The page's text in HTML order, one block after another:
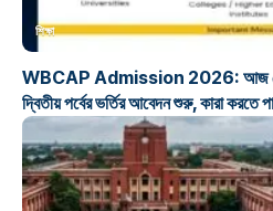
শিক্ষা
WBCAP Admission 2026: আজ
দ্বিতীয় পর্বের ভর্তির আবেদন শুরু, কারা করতে